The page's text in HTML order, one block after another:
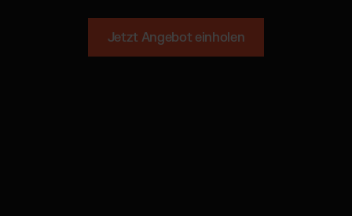
Jetzt Angebot einholen